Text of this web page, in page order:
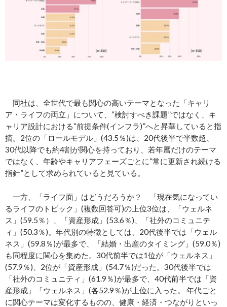
同社は、全世代で最も関心の高いテーマとなった「キャリ
ア・ライフの両立」について、“検討すべき課題”ではなく、キ
ャリア設計における“前提条件(インフラ)”へと昇華していると指
摘。2位の「ロールモデル」(43.5％)は、20代後半で半数超、
30代以降でも約4割が関心を持っており、若年層だけのテーマ
ではなく、年齢やキャリアフェーズごとに“常に更新され続ける
指針”として求められていると見ている。
一方、「ライフ面」はどうだろうか？ 「現在気になってい
るライフのトピック」(複数回答可)の上位3位は、「ウェルネ
ス」(59.5％）、「資産形成」(53.6％)、「社外のコミュニテ
ィ」(50.3％)。年代別の特徴としては、20代後半では「ウェル
ネス」(59.8％)が最多で、「結婚・出産のタイミング」(59.0％)
も同程度に関心を集めた。30代前半では1位が「ウェルネス」
(57.9％)、2位が「資産形成」(54.7％)だった。30代後半では
「社外のコミュニティ」(61.9％)が最多で、40代前半では「資
産形成」「ウェルネス」(各52.9％)が上位に入った。 年代ごと
に関心テーマは変化するものの、健康・経済・つながりといっ